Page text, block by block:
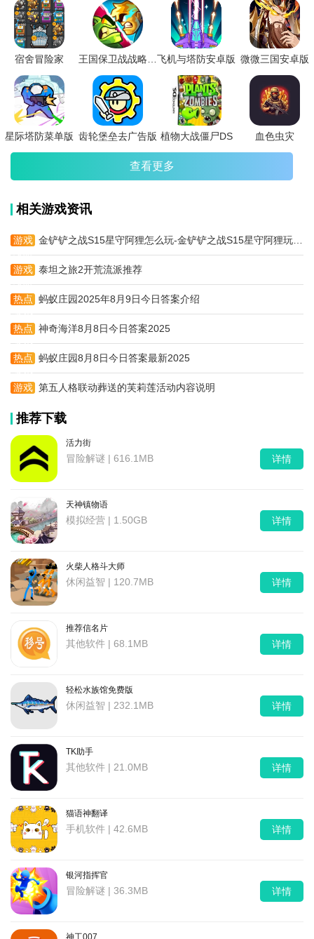
到写实的多风格美术设计，支持天赋树升级、塔组搭配等深度策略
系统，好玩的塔防单机游戏100部排名部分作品包含多人合作与PVP
对抗模式。特别加入中国长城、埃及金字塔等主题战场，堪称塔防
爱好者的终极资源库。
宿舍冒险家
飞机与塔防安卓版 微微三国安卓版
星际塔防菜单版 齿轮堡垒去广告版 植物大战僵尸DS 血色虫灾
查看更多
相关游戏资讯
游戏
游戏 泰坦之旅2开荒流派推荐
热点 蚂蚁庄园2025年8月9日今日答案介绍
热点 神奇海洋8月8日今日答案2025
热点 蚂蚁庄园8月8日今日答案最新2025
游戏 第五人格联动葬送的芙莉莲活动内容说明
推荐下载
活力街
冒险解谜 | 616.1MB 详情
天神镇物语
模拟经营 | 1.50GB 详情
火柴人格斗大师
休闲益智 | 120.7MB 详情
推荐信名片
其他软件 | 68.1MB 详情
轻松水族馆免费版
休闲益智 | 232.1MB 详情
TK助手
其他软件 | 21.0MB 详情
猫语神翻译
手机软件 | 42.6MB 详情
银河指挥官
冒险解谜 | 36.3MB 详情
神工007